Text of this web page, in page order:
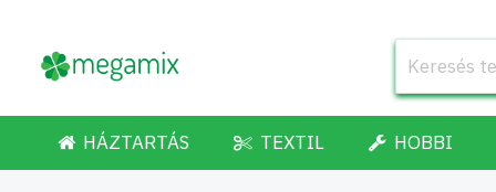
HÁZTARTÁS TEXTIL HOBBI